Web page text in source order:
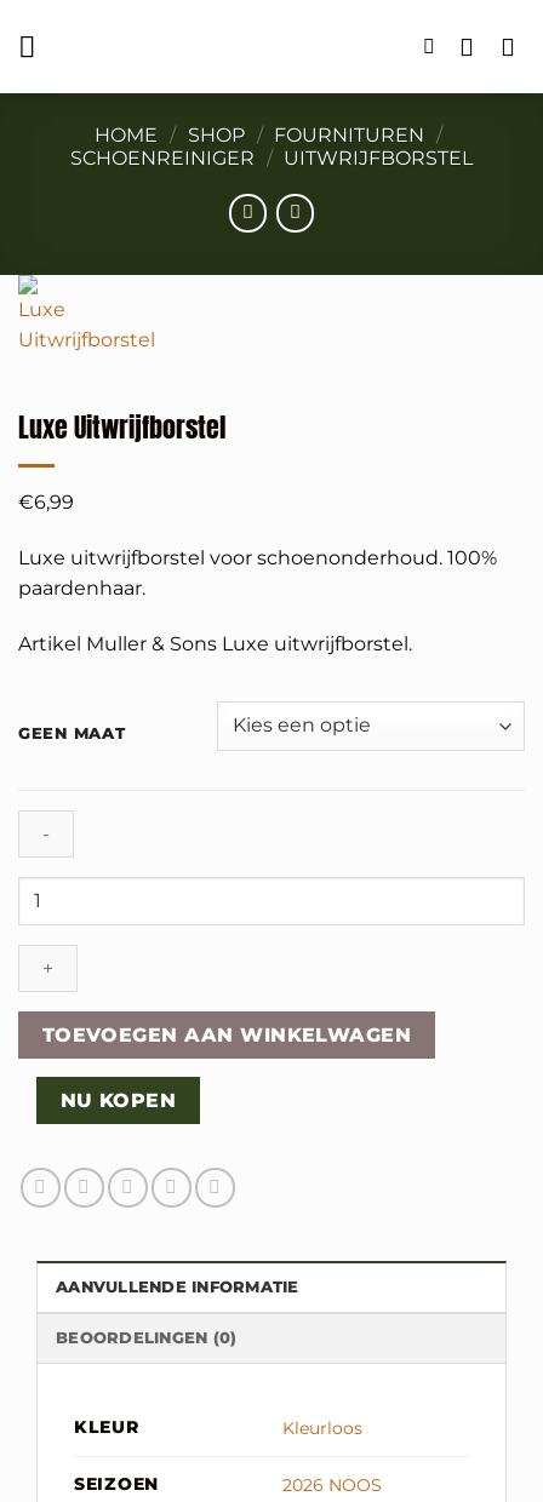
naar
HOME / SHOP / FOURNITUREN /
SCHOENREINIGER / UITWRIJFBORSTEL
Luxe Uitwrijfborstel
€6,99
Luxe uitwrijfborstel voor schoenonderhoud. 100%
paardenhaar.
Artikel Muller & Sons Luxe uitwrijfborstel.
GEEN MAAT
Luxe
aantal
TOEVOEGEN AAN WINKELWAGEN
NU KOPEN
AANVULLENDE INFORMATIE
BEOORDELINGEN (0)
KLEUR Kleurloos
SEIZOEN 2026 NOOS